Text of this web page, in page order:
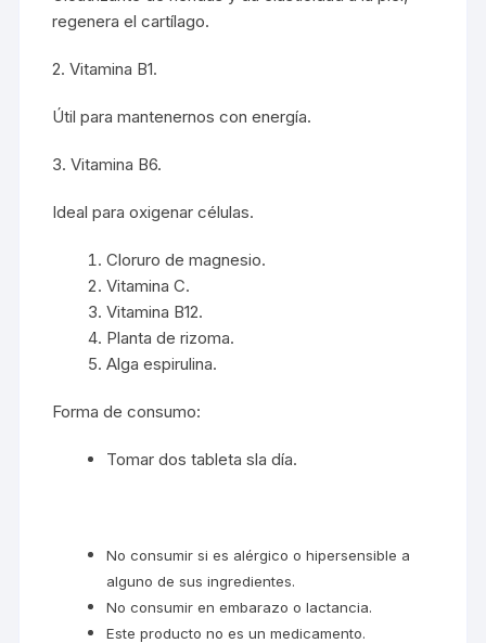
regenera el cartílago.
2. Vitamina B1.
Útil para mantenernos con energía.
3. Vitamina B6.
Ideal para oxigenar células.
Cloruro de magnesio.
Vitamina C.
Vitamina B12.
Planta de rizoma.
Alga espirulina.
Forma de consumo:
Tomar dos tableta sla día.
No consumir si es alérgico o hipersensible a
alguno de sus ingredientes.
No consumir en embarazo o lactancia.
Este producto no es un medicamento.